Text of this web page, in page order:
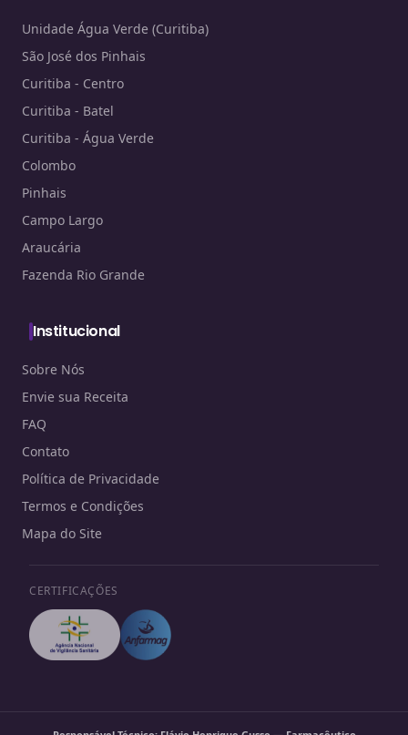
Unidade Água Verde (Curitiba)
São José dos Pinhais
Curitiba - Centro
Curitiba - Batel
Curitiba - Água Verde
Colombo
Pinhais
Campo Largo
Araucária
Fazenda Rio Grande
Institucional
Sobre Nós
Envie sua Receita
FAQ
Contato
Política de Privacidade
Termos e Condições
Mapa do Site
CERTIFICAÇÕES